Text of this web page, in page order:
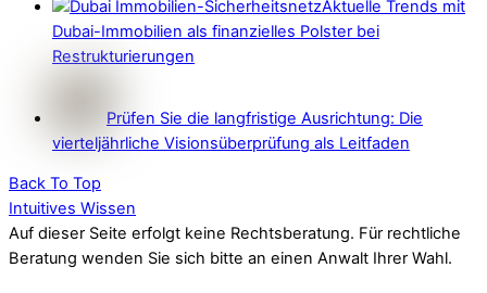
Aktuelle Trends mit
Dubai-Immobilien als finanzielles Polster bei
Restrukturierungen
Prüfen Sie die langfristige Ausrichtung: Die
vierteljährliche Visionsüberprüfung als Leitfaden
Back To Top
Intuitives Wissen
Auf dieser Seite erfolgt keine Rechtsberatung. Für rechtliche
Beratung wenden Sie sich bitte an einen Anwalt Ihrer Wahl.